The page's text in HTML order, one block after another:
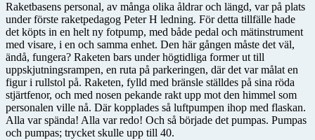
Raketbasens personal, av många olika åldrar och längd, var på plats
under förste raketpedagog Peter H ledning. För detta tillfälle hade
det köpts in en helt ny fotpump, med både pedal och mätinstrument
med visare, i en och samma enhet. Den här gången måste det väl,
ändå, fungera? Raketen bars under högtidliga former ut till
uppskjutningsrampen, en ruta på parkeringen, där det var målat en
figur i rullstol på. Raketen, fylld med bränsle ställdes på sina röda
stjärtfenor, och med nosen pekande rakt upp mot den himmel som
personalen ville nå. Där kopplades så luftpumpen ihop med flaskan.
Alla var spända! Alla var redo! Och så började det pumpas. Pumpas
och pumpas; trycket skulle upp till 40.